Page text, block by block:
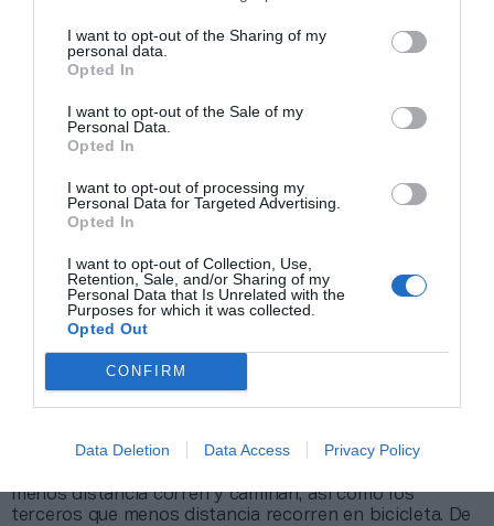
I want to opt-out of the Sharing of my
personal data.
Opted In
I want to opt-out of the Sale of my
Personal Data.
Opted In
I want to opt-out of processing my
Personal Data for Targeted Advertising.
Opted In
I want to opt-out of Collection, Use,
Retention, Sale, and/or Sharing of my
Personal Data that Is Unrelated with the
Purposes for which it was collected.
Opted Out
CONFIRM
Data Deletion Data Access Privacy Policy
Los jóvenes, los más sedentarios
Por último, el estudio también clasifica a los
usuarios de todos los países por edades, y los
resultados no son nada halagüeños para las nuevas
de entre 20 y 29 años son los que
menos tiempo
menos distancia corren y caminan, así como los
terceros que menos distancia recorren en bicicleta. De